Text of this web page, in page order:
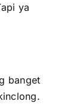
ya
banget